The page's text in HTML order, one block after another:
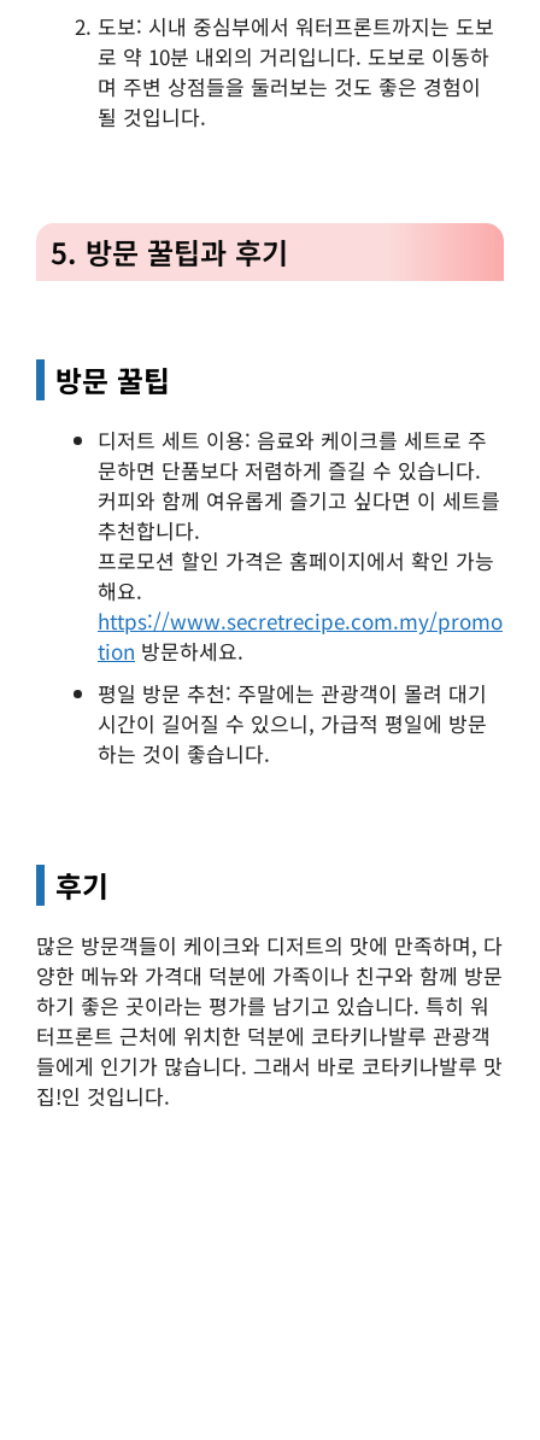
도보: 시내 중심부에서 워터프론트까지는 도보
로 약 10분 내외의 거리입니다. 도보로 이동하
며 주변 상점들을 둘러보는 것도 좋은 경험이
될 것입니다.
5. 방문 꿀팁과 후기
방문 꿀팁
디저트 세트 이용: 음료와 케이크를 세트로 주
문하면 단품보다 저렴하게 즐길 수 있습니다.
커피와 함께 여유롭게 즐기고 싶다면 이 세트를
추천합니다.
프로모션 할인 가격은 홈페이지에서 확인 가능
해요.
https://www.secretrecipe.com.my/promo
tion 방문하세요.
평일 방문 추천: 주말에는 관광객이 몰려 대기
시간이 길어질 수 있으니, 가급적 평일에 방문
하는 것이 좋습니다.
후기
많은 방문객들이 케이크와 디저트의 맛에 만족하며, 다
양한 메뉴와 가격대 덕분에 가족이나 친구와 함께 방문
하기 좋은 곳이라는 평가를 남기고 있습니다. 특히 워
터프론트 근처에 위치한 덕분에 코타키나발루 관광객
들에게 인기가 많습니다. 그래서 바로 코타키나발루 맛
집!인 것입니다.